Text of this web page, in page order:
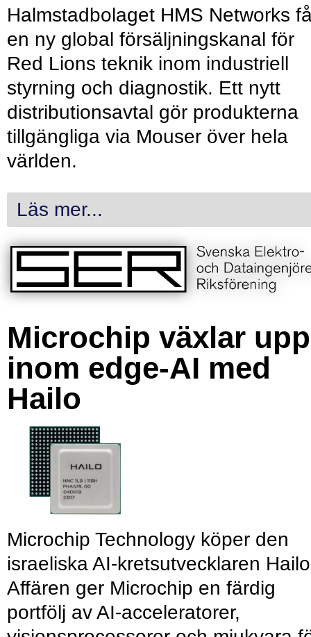
Halmstadbolaget HMS Networks
en ny global försäljningskanal för
Red Lions teknik inom industriell
styrning och diagnostik. Ett nytt
distributionsavtal gör produkterna
tillgängliga via Mouser över hela
världen.
Läs mer...
Microchip växlar upp
inom edge-AI med
Hailo
Microchip Technology köper den
israeliska AI-kretsutvecklaren
Affären ger Microchip en färdig
portfölj av AI-acceleratorer,